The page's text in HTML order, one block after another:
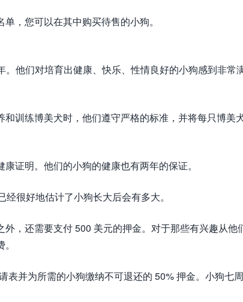
，您可以在其中购买待售的小狗。
他们对培育出健康、快乐、性情良好的小狗感到非常
训练博美犬时，他们遵守严格的标准，并将每只博美
证明。他们的小狗的健康也有两年的保证。
很好地估计了小狗长大后会有多大。
，还需要支付 500 美元的押金。对于那些有兴趣从他
并为所需的小狗缴纳不可退还的 50% 押金。小狗七